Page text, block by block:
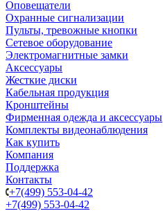
Оповещатели
Охранные сигнализации
Пульты, тревожные кнопки
Сетевое оборудование
Электромагнитные замки
Аксессуары
Жесткие диски
Кабельная продукция
Кронштейны
Фирменная одежда и аксессуары
Комплекты видеонаблюдения
Как купить
Компания
Поддержка
Контакты
+7(499) 553-04-42
+7(499) 553-04-42